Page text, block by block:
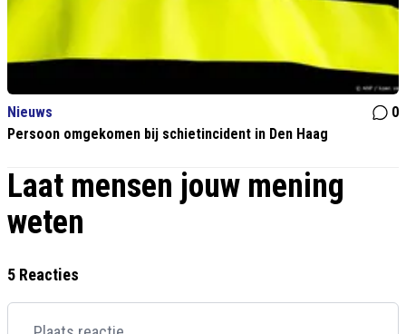
Nieuws
0
Persoon omgekomen bij schietincident in Den Haag
Laat mensen jouw mening
weten
5 Reacties